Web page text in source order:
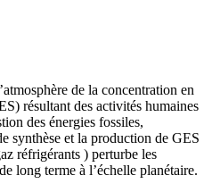
de la concentration en
résultant des activités humaines
des énergies fossiles,
synthèse et la production de GES
réfrigérants ) perturbe les
long terme à l’échelle planétaire.